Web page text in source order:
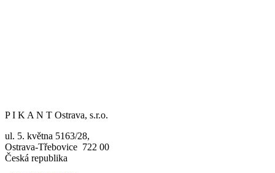
P I K A N T Ostrava, s.r.o.
ul. 5. května 5163/28,
Ostrava-Třebovice 722 00
Česká republika